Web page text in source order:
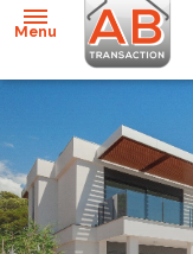
Menu
accueil
acheter
location